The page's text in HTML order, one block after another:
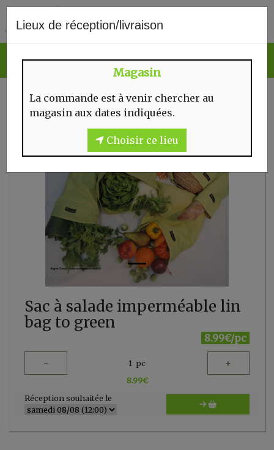
Lieux de réception/livraison
Magasin
La commande est à venir chercher au
magasin aux dates indiquées.
Choisir ce lieu
Sac à salade imperméable lin
bag to green
8.99€/pc
- 1 pc +
8.99€
Réception souhaitée le